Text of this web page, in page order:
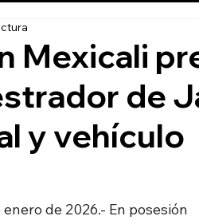
Mexicali
de
y vehículo
de 2026.- En posesión